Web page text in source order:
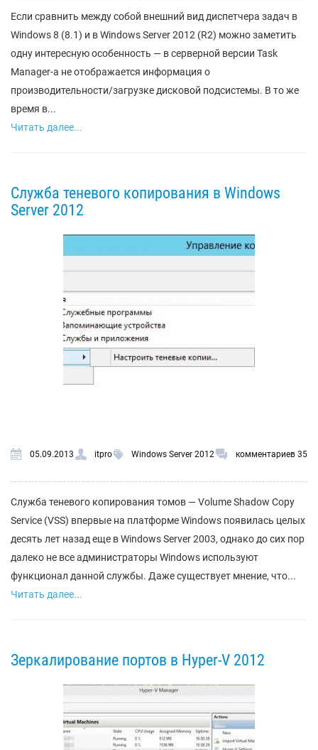
Если сравнить между собой внешний вид диспетчера задач в
Windows 8 (8.1) и в Windows Server 2012 (R2) можно заметить
одну интересную особенность — в серверной версии Task
Manager-а не отображается информация о
производительности/загрузке дисковой подсистемы. В то же
время в...
Читать далее...
Служба теневого копирования в Windows
Server 2012
05.09.2013 itpro Windows Server 2012 комментариев 35
Служба теневого копирования томов — Volume Shadow Copy
Service (VSS) впервые на платформе Windows появилась целых
десять лет назад еще в Windows Server 2003, однако до сих пор
далеко не все администраторы Windows используют
функционал данной службы. Даже существует мнение, что...
Читать далее...
Зеркалирование портов в Hyper-V 2012